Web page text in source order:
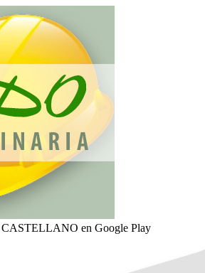
CASTELLANO en Google Play